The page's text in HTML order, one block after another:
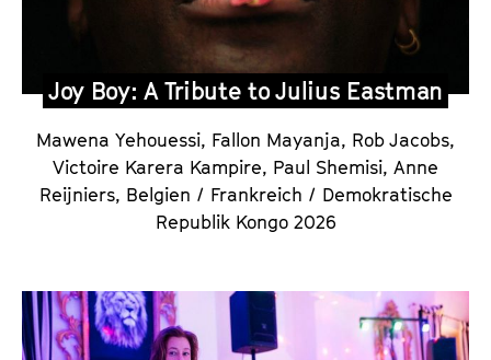
Joy Boy: A Tribute to Julius Eastman
Mawena Yehouessi, Fallon Mayanja, Rob Jacobs,
Victoire Karera Kampire, Paul Shemisi, Anne
Reijniers, Belgien / Frankreich / Demokratische
Republik Kongo 2026